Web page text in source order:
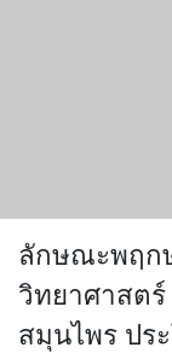
ลักษณะพฤก
วิทยาศาสต
สมุนไพร ปร